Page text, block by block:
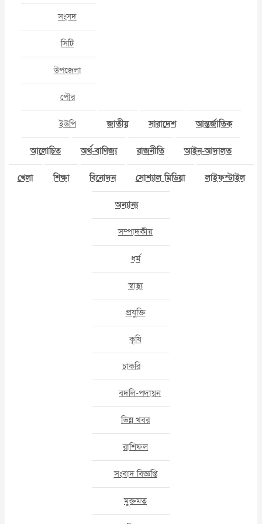
সংসদ
সিটি
উপজেলা
পৌর
ইউপি জাতীয় সারাদেশ আন্তর্জাতিক
আলোচিত অর্থ-বাণিজ্য রাজনীতি আইন-আদালত
খেলা শিক্ষা বিনোদন সোশ্যাল মিডিয়া লাইফস্টাইল
অন্যান্য
সম্পাদকীয়
ধর্ম
স্বাস্থ্য
প্রযুক্তি
কৃষি
চাকরি
বদলি-পদায়ন
ভিন্ন খবর
রাশিফল
সংবাদ বিজ্ঞপ্তি
মুক্তমত